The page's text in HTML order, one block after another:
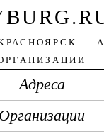
—
Адреса
Организации